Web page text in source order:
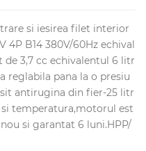
si iesirea filet interior
4P B14 380V/60Hz echival
de 3,7 cc echivalentul 6 litr
reglabila pana la o presiu
antirugina din fier-25 litr
temperatura,motorul est
si garantat 6 luni.HPP/